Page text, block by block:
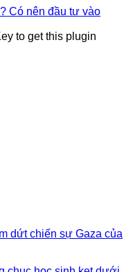
Có nên đầu tư vào
to get this plugin
dứt chiến sự Gaza của